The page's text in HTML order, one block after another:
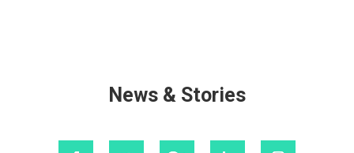
News & Stories